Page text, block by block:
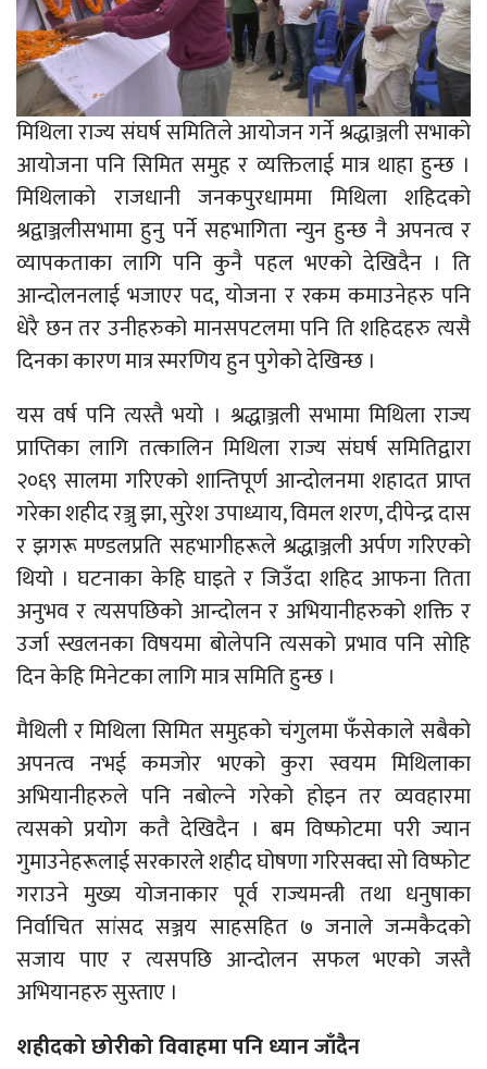
मिथिला राज्य संघर्ष समितिले आयोजन गर्ने श्रद्धाञ्जली सभाको
आयोजना पनि सिमित समुह र व्यक्तिलाई मात्र थाहा हुन्छ ।
मिथिलाको राजधानी जनकपुरधाममा मिथिला शहिदको
श्रद्वाञ्जलीसभामा हुनु पर्ने सहभागिता न्युन हुन्छ नै अपनत्व र
व्यापकताका लागि पनि कुनै पहल भएको देखिदैन । ति
आन्दोलनलाई भजाएर पद, योजना र रकम कमाउनेहरु पनि
धेरै छन तर उनीहरुको मानसपटलमा पनि ति शहिदहरु त्यसै
दिनका कारण मात्र स्मरणिय हुन पुगेको देखिन्छ ।
यस वर्ष पनि त्यस्तै भयो । श्रद्धाञ्जली सभामा मिथिला राज्य
प्राप्तिका लागि तत्कालिन मिथिला राज्य संघर्ष समितिद्वारा
२०६९ सालमा गरिएको शान्तिपूर्ण आन्दोलनमा शहादत प्राप्त
गरेका शहीद रञ्जु झा, सुरेश उपाध्याय, विमल शरण, दीपेन्द्र दास
र झगरू मण्डलप्रति सहभागीहरूले श्रद्धाञ्जली अर्पण गरिएको
थियो । घटनाका केहि घाइते र जिउँदा शहिद आफना तिता
अनुभव र त्यसपछिको आन्दोलन र अभियानीहरुको शक्ति र
उर्जा स्खलनका विषयमा बोलेपनि त्यसको प्रभाव पनि सोहि
दिन केहि मिनेटका लागि मात्र समिति हुन्छ ।
मैथिली र मिथिला सिमित समुहको चंगुलमा फँसेकाले सबैको
अपनत्व नभई कमजोर भएको कुरा स्वयम मिथिलाका
अभियानीहरुले पनि नबोल्ने गरेको होइन तर व्यवहारमा
त्यसको प्रयोग कतै देखिदैन । बम विष्फोटमा परी ज्यान
गुमाउनेहरूलाई सरकारले शहीद घोषणा गरिसक्दा सो विष्फोट
गराउने मुख्य योजनाकार पूर्व राज्यमन्त्री तथा धनुषाका
निर्वाचित सांसद सञ्जय साहसहित ७ जनाले जन्मकैदको
सजाय पाए र त्यसपछि आन्दोलन सफल भएको जस्तै
अभियानहरु सुस्ताए ।
शहीदको छोरीको विवाहमा पनि ध्यान जाँदैन